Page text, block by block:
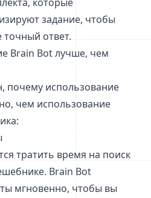
задание, чтобы
ответ.
Brain Bot лучше, чем
почему использование
чем использование
тратить время на поиск
Brain Bot
мгновенно, чтобы вы